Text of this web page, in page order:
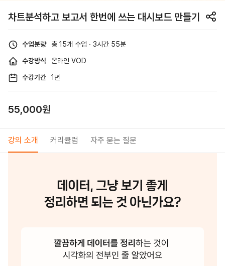
차트분석하고 보고서 한번에 쓰는 대시보드 만들기
수업분량 총 15개 수업 ∙ 3시간 55분
수강방식 온라인 VOD
수강기간 1년
55,000원
강의 소개 커리큘럼 자주 묻는 질문